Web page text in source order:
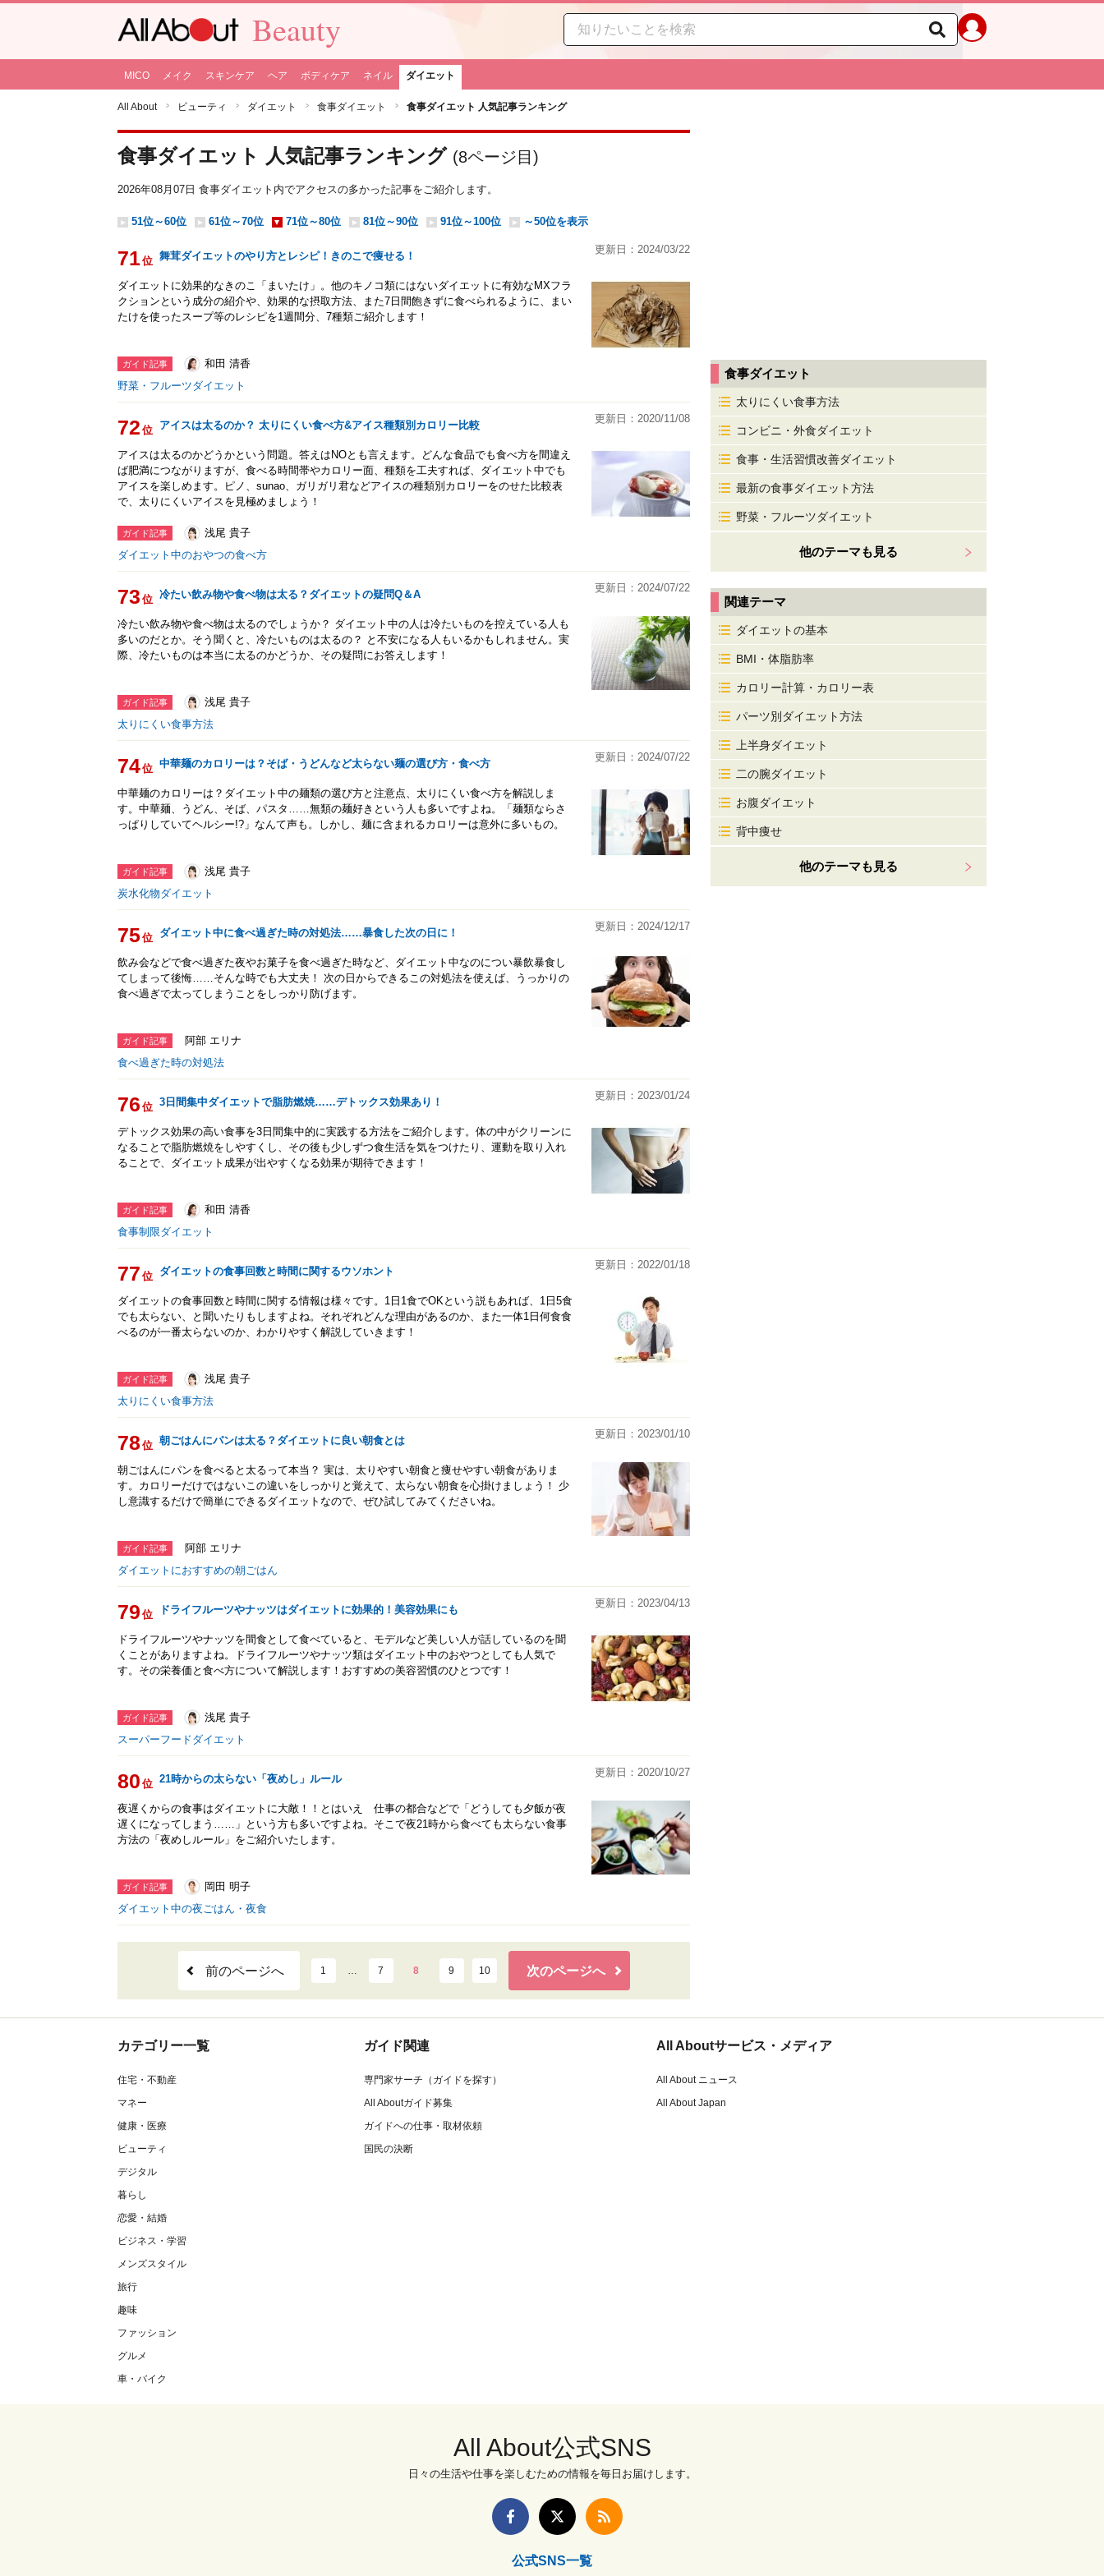
Beauty
MICO メイク スキンケア ヘア ボディケア ネイル ダイエット
All About ビューティ ダイエット 食事ダイエット 食事ダイエット 人気記事ランキング
食事ダイエット 人気記事ランキング (8ページ目)
2026年08月07日 食事ダイエット内でアクセスの多かった記事をご紹介します。
51位～60位 61位～70位 71位～80位 81位～90位 91位～100位 ～50位を表示
71位 舞茸ダイエットのやり方とレシピ！きのこで痩せる！
更新日：2024/03/22
ダイエットに効果的なきのこ「まいたけ」。他のキノコ類にはないダイエットに有効なMXフラ
クションという成分の紹介や、効果的な摂取方法、また7日間飽きずに食べられるように、まい
たけを使ったスープ等のレシピを1週間分、7種類ご紹介します！
ガイド記事
和田 清香
野菜・フルーツダイエット
72 位 アイスは太るのか？ 太りにくい食べ方&アイス種類別カロリー比較
更新日：2020/11/08
アイスは太るのかどうかという問題。答えはNOとも言えます。どんな食品でも食べ方を間違え
ば肥満につながりますが、食べる時間帯やカロリー面、種類を工夫すれば、ダイエット中でも
アイスを楽しめます。ピノ、sunao、ガリガリ君などアイスの種類別カロリーをのせた比較表
で、太りにくいアイスを見極めましょう！
ガイド記事
浅尾 貴子
ダイエット中のおやつの食べ方
73 位 冷たい飲み物や食べ物は太る？ダイエットの疑問Q＆A
更新日：2024/07/22
冷たい飲み物や食べ物は太るのでしょうか？ ダイエット中の人は冷たいものを控えている人も
多いのだとか。そう聞くと、冷たいものは太るの？ と不安になる人もいるかもしれません。実
際、冷たいものは本当に太るのかどうか、その疑問にお答えします！
ガイド記事
浅尾 貴子
太りにくい食事方法
74位 中華麺のカロリーは？そば・うどんなど太らない麺の選び方・食べ方
更新日：2024/07/22
中華麺のカロリーは？ダイエット中の麺類の選び方と注意点、太りにくい食べ方を解説しま
す。中華麺、うどん、そば、パスタ……無類の麺好きという人も多いですよね。「麺類ならさ
っぱりしていてヘルシー!?」なんて声も。しかし、麺に含まれるカロリーは意外に多いもの。
ガイド記事
浅尾 貴子
炭水化物ダイエット
75位 ダイエット中に食べ過ぎた時の対処法……暴食した次の日に！
更新日：2024/12/17
飲み会などで食べ過ぎた夜やお菓子を食べ過ぎた時など、ダイエット中なのについ暴飲暴食し
てしまって後悔……そんな時でも大丈夫！ 次の日からできるこの対処法を使えば、うっかりの
食べ過ぎで太ってしまうことをしっかり防げます。
ガイド記事
阿部 エリナ
食べ過ぎた時の対処法
76 位 3日間集中ダイエットで脂肪燃焼……デトックス効果あり！
更新日：2023/01/24
デトックス効果の高い食事を3日間集中的に実践する方法をご紹介します。体の中がクリーンに
なることで脂肪燃焼をしやすくし、その後も少しずつ食生活を気をつけたり、運動を取り入れ
ることで、ダイエット成果が出やすくなる効果が期待できます！
ガイド記事
和田 清香
食事制限ダイエット
77 位 ダイエットの食事回数と時間に関するウソホント
更新日：2022/01/18
ダイエットの食事回数と時間に関する情報は様々です。1日1食でOKという説もあれば、1日5食
でも太らない、と聞いたりもしますよね。それぞれどんな理由があるのか、また一体1日何食食
べるのが一番太らないのか、わかりやすく解説していきます！
ガイド記事
浅尾 貴子
太りにくい食事方法
78位 朝ごはんにパンは太る？ダイエットに良い朝食とは
更新日：2023/01/10
朝ごはんにパンを食べると太るって本当？ 実は、太りやすい朝食と痩せやすい朝食がありま
す。カロリーだけではないこの違いをしっかりと覚えて、太らない朝食を心掛けましょう！ 少
し意識するだけで簡単にできるダイエットなので、ぜひ試してみてくださいね。
ガイド記事
阿部 エリナ
ダイエットにおすすめの朝ごはん
79 位 ドライフルーツやナッツはダイエットに効果的！美容効果にも
更新日：2023/04/13
ドライフルーツやナッツを間食として食べていると、モデルなど美しい人が話しているのを聞
くことがありますよね。ドライフルーツやナッツ類はダイエット中のおやつとしても人気で
す。その栄養価と食べ方について解説します！おすすめの美容習慣のひとつです！
ガイド記事
浅尾 貴子
スーパーフードダイエット
80 位 21時からの太らない「夜めし」ルール
更新日：2020/10/27
夜遅くからの食事はダイエットに大敵！！とはいえ 仕事の都合などで「どうしても夕飯が夜
遅くになってしまう……」という方も多いですよね。そこで夜21時から食べても太らない食事
方法の「夜めしルール」をご紹介いたします。
ガイド記事
岡田 明子
ダイエット中の夜ごはん・夜食
前のページへ 1 … 7 8 9 10 次のページへ
食事ダイエット
太りにくい食事方法
コンビニ・外食ダイエット
食事・生活習慣改善ダイエット
最新の食事ダイエット方法
野菜・フルーツダイエット
他のテーマも見る
関連テーマ
ダイエットの基本
BMI・体脂肪率
カロリー計算・カロリー表
パーツ別ダイエット方法
上半身ダイエット
二の腕ダイエット
お腹ダイエット
背中痩せ
他のテーマも見る
カテゴリー一覧
住宅・不動産
マネー
健康・医療
ビューティ
デジタル
暮らし
恋愛・結婚
ビジネス・学習
メンズスタイル
旅行
趣味
ファッション
グルメ
車・バイク
ガイド関連
専門家サーチ（ガイドを探す）
All Aboutガイド募集
ガイドへの仕事・取材依頼
国民の決断
All Aboutサービス・メディア
All About ニュース
All About Japan
All About公式SNS
日々の生活や仕事を楽しむための情報を毎日お届けします。
公式SNS一覧